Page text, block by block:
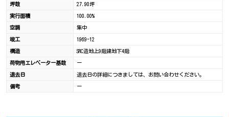
坪数 27.90坪
実行面積 100.00%
空調 集中
竣工 1969-12
構造 SRC造地上9階建地下4階
荷物用エレベーター基数 ー
退去日 退去日の詳細につきましては、お問い合わせください。
備考 ー